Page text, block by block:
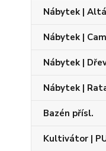
Nábytek |
Nábytek |
Nábytek |
Nábytek |
Bazén přísl.
Kultivátor |